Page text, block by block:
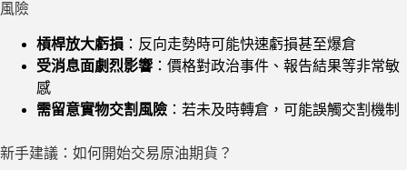
風險
槓桿放大虧損 ：反向走勢時可能快速虧損甚至爆倉
受消息面劇烈影響 ：價格對政治事件、報告結果等非常敏
感
需留意實物交割風險 ：若未及時轉倉，可能誤觸交割機制
新手建議：如何開始交易原油期貨？